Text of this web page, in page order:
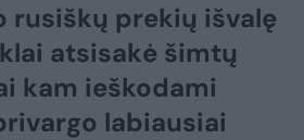
rusiškų prekių išvalę
atsisakė šimtų
kam ieškodami
labiausiai